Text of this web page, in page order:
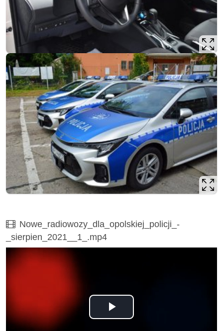
Film
Nowe_radiowozy_dla_opolskiej_policji_-
_sierpien_2021__1_.mp4
Odtwórz